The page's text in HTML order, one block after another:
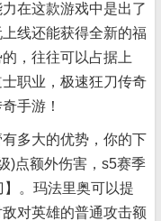
在这款游戏中是出了
线还能获得全新的福
，往往可以占据上
职业，极速狂刀传奇
手游！
多大的优势，你的下
)点额外伤害，s5赛季
。玛法里奥可以提
对英雄的普通攻击额